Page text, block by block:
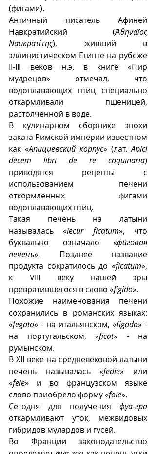
(фигами).
Античный писатель Афиней
Навкратийский (Ἀθηναῖος
Ναυκρατίτης), живший в
эллинистическом Египте на рубеже
II-III веков н.э. в книге «Пир
мудрецов» отмечал, что
водоплавающих птиц специально
откармливали пшеницей,
растолчённой в воде.
В кулинарном сборнике эпохи
заката Римской империи известном
как «Апициевский корпус» (лат. Apici
decem libri de re coquinaria)
приводятся рецепты с
использованием печени
откормленных фигами
водоплавающих птиц.
Такая печень на латыни
называлась «iecur ficatum», что
буквально означало «фи́говая
печень». Позднее название
продукта сократилось до «ficatum»,
к VIII веку нашей эры
превратившегося в слово «figido».
Похожие наименования печени
сохранились в романских языках:
«fegato» - на итальянском, «fígado» -
на португальском, «ficat» - на
румынском.
В XII веке на средневековой латыни
печень называлась «fedie» или
«feie» и во французском языке
слово приобрело форму «foie».
Сегодня для получения фуа-гра
откармливают уток, межвидовых
гибридов мулардов и гусей.
Во Франции законодательство